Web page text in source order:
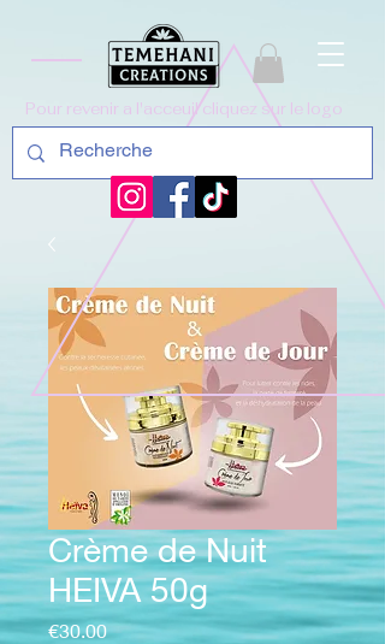
Pour revenir a l'acceuil cliquez sur le logo
Crème de Nuit
HEIVA 50g
€30.00価格